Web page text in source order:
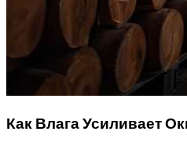
Как Влага Усиливает